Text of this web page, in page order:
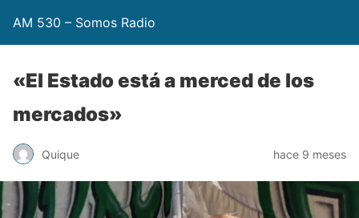
AM 530 – Somos Radio
«El Estado está a merced de los
mercados»
Quique hace 9 meses